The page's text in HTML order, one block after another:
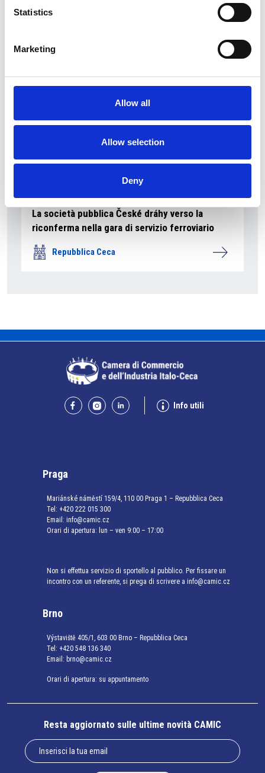
Statistics
Marketing
Allow all
Allow selection
Deny
La Škoda avvia la produzione del suo SUV Peaq
La società pubblica České dráhy verso la
riconferma nella gara di servizio ferroviario
Repubblica Ceca
Info utili
Praga
Mariánské náměstí 159/4, 110 00 Praga 1 – Repubblica Ceca
Tel: +420 222 015 300
Email: info@camic.cz
Orari di apertura: lun – ven 9:00 – 17:00
Non si effettua servizio di sportello al pubblico. Per fissare un
incontro con un referente, si prega di scrivere a info@camic.cz
Brno
Výstaviště 405/1, 603 00 Brno – Repubblica Ceca
Tel: +420 548 136 340
Email: brno@camic.cz
Orari di apertura: su appuntamento
Resta aggiornato sulle ultime novità CAMIC